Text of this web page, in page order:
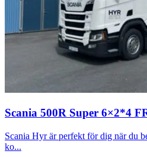
Scania 500R Super 6×2*4
Scania Hyr är perfekt för dig när du
ko...